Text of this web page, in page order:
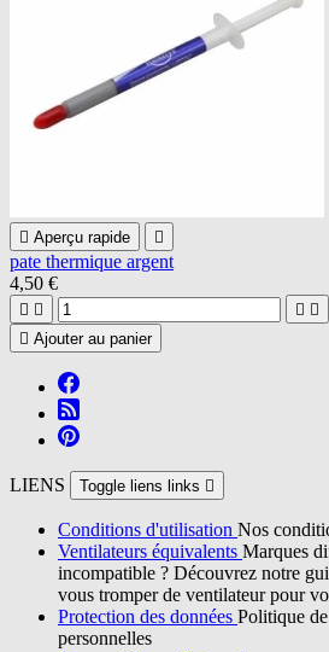
 Aperçu rapide 
pate thermique argent
4,50 €
   
 Ajouter au panier
LIENS Toggle liens links 
Conditions d'utilisation Nos
Ventilateurs équivalents Marques
incompatible ? Découvrez notre
vous tromper de ventilateur pour
Protection des données Politique
personnelles